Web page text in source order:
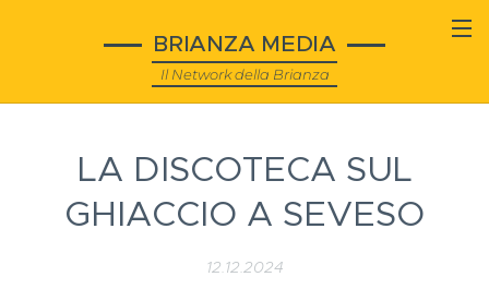
BRIANZA MEDIA
Il Network della Brianza
LA DISCOTECA SUL
GHIACCIO A SEVESO
12.12.2024